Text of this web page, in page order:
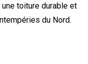
toiture durable et
du Nord.